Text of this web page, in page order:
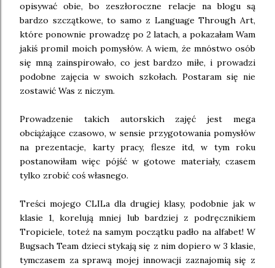
opisywać obie, bo zeszłoroczne relacje na blogu są
bardzo szczątkowe, to samo z Language Through Art,
które ponownie prowadzę po 2 latach, a pokazałam Wam
jakiś promil moich pomysłów. A wiem, że mnóstwo osób
się mną zainspirowało, co jest bardzo miłe, i prowadzi
podobne zajęcia w swoich szkołach. Postaram się nie
zostawić Was z niczym.
Prowadzenie takich autorskich zajęć jest mega
obciążające czasowo, w sensie przygotowania pomysłów
na prezentacje, karty pracy, flesze itd, w tym roku
postanowiłam więc pójść w gotowe materiały, czasem
tylko zrobić coś własnego.
Treści mojego CLILa dla drugiej klasy, podobnie jak w
klasie 1, korelują mniej lub bardziej z podręcznikiem
Tropiciele, toteż na samym początku padło na alfabet! W
Bugsach Team dzieci stykają się z nim dopiero w 3 klasie,
tymczasem za sprawą mojej innowacji zaznajomią się z